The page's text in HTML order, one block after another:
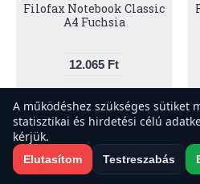
Filofax Notebook Classic
A4 Fuchsia
12.065 Ft
A működéshez szükséges sütiket
statisztikai és hirdetési célú
kérjük.
Elutasítom Testreszabás
A weboldal sütiket használ a
Elfogadom